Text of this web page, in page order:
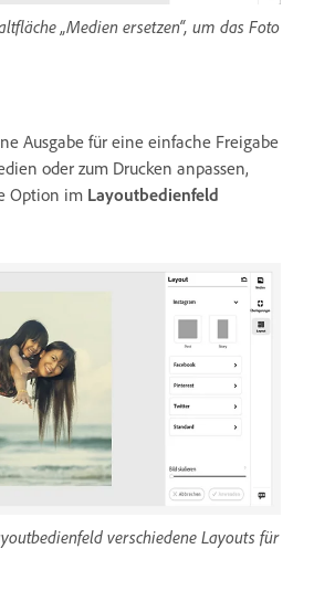
„Medien ersetzen“, um das Foto
Ausgabe für eine einfache Freigabe
oder zum Drucken anpassen,
Option im Layoutbedienfeld
verschiedene Layouts für